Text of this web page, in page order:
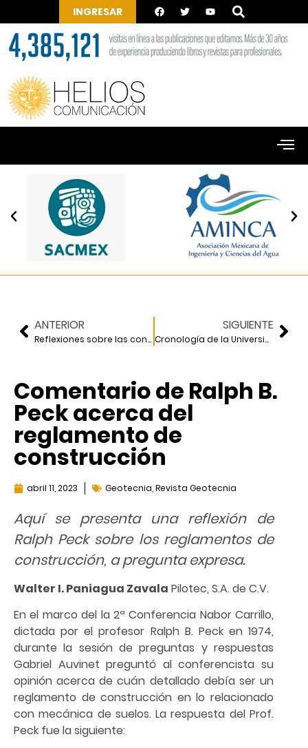
INGRESAR
ANTERIOR
Reflexiones sobre las conferencias internacionales
SIGUIENTE
Cronología de la Universidad Nacional Autónoma de México 1910-1994
Comentario de Ralph B.
Peck acerca del
reglamento de
construcción
abril 11, 2023 Geotecnia Revista Geotecnia
Aquí se presenta una reflexión de
Ralph Peck sobre los reglamentos de
construcción, a pregunta expresa.
Walter I. Paniagua Zavala Pilotec, S.A. de C.V.
En el marco del la 2ª Conferencia Nabor Carrillo,
dictada por el profesor Ralph B. Peck en 1974,
durante la sesión de preguntas y respuestas
Gabriel Auvinet preguntó al conferencista su
opinión acerca de cuán detallado debía ser un
reglamento de construcción en lo relacionado
con mecánica de suelos. La respuesta del Prof.
Peck fue la siguiente: